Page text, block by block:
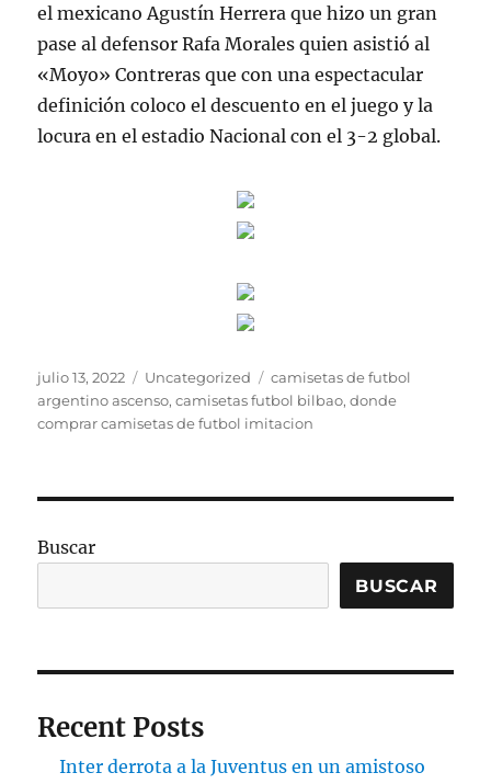
el mexicano Agustín Herrera que hizo un gran
pase al defensor Rafa Morales quien asistió al
«Moyo» Contreras que con una espectacular
definición coloco el descuento en el juego y la
locura en el estadio Nacional con el 3-2 global.
Publicado
el
julio 13, 2022 Categorías
Uncategorized Etiquetas
camisetas de futbol
argentino ascenso,camisetas futbol bilbao,donde
comprar camisetas de futbol imitacion
Buscar
BUSCAR
Recent Posts
Inter derrota a la Juventus en un amistoso